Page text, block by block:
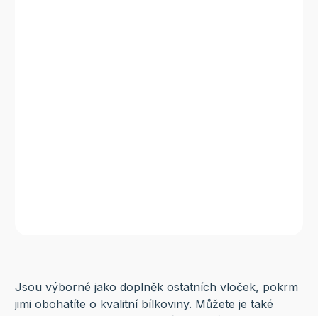
Jsou výborné jako doplněk ostatních vloček, pokrm
jimi obohatíte o kvalitní bílkoviny. Můžete je také